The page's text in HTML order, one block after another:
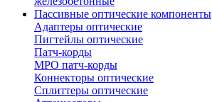
Пассивные оптические компоненты
Адаптеры оптические
Пигтейлы оптические
Патч-корды
MPO патч-корды
Коннекторы оптические
Сплиттеры оптические